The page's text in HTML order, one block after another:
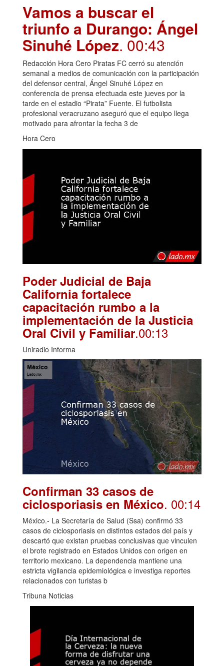
Vamos a buscar el
triunfo a Durango: Ángel
Sinuhé López. 00:43
Redacción Hora Cero Piratas FC cerró su atención
semanal a medios de comunicación con la participación
del defensor central, Ángel Sinuhé López en
conferencia de prensa efectuada este jueves por la
tarde en el estadio “Pirata” Fuente. El futbolista
profesional veracruzano aseguró que el equipo llega
motivado para afrontar la fecha 3 de
Hora Cero
Poder Judicial de Baja
California fortalece
capacitación rumbo a la
implementación de la Justicia
Oral Civil y Familiar.00:13
Uniradio Informa
Confirman 33 casos de
ciclosporiasis en México. 00:14
México.- La Secretaría de Salud (Ssa) confirmó 33
casos de ciclosporiasis en distintos estados del país y
descartó que existan pruebas conclusivas que vinculen
el brote registrado en Estados Unidos con origen en
territorio mexicano. La dependencia mantiene una
estricta vigilancia epidemiológica e investiga reportes
relacionados con turistas b
Tribuna Noticias